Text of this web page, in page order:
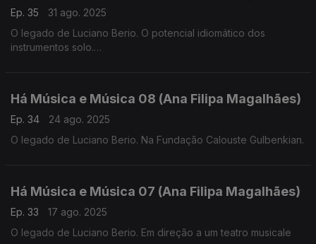
Ep. 35
31 ago. 2025
O legado de Luciano Berio. O potencial idiomático dos
instrumentos solo.
Há Música e Música 08 (Ana Filipa Magalhães)
Ep. 34
24 ago. 2025
O legado de Luciano Berio. Na Fundação Calouste Gulbenkian.
Há Música e Música 07 (Ana Filipa Magalhães)
Ep. 33
17 ago. 2025
O legado de Luciano Berio. Em direção a um teatro musicale